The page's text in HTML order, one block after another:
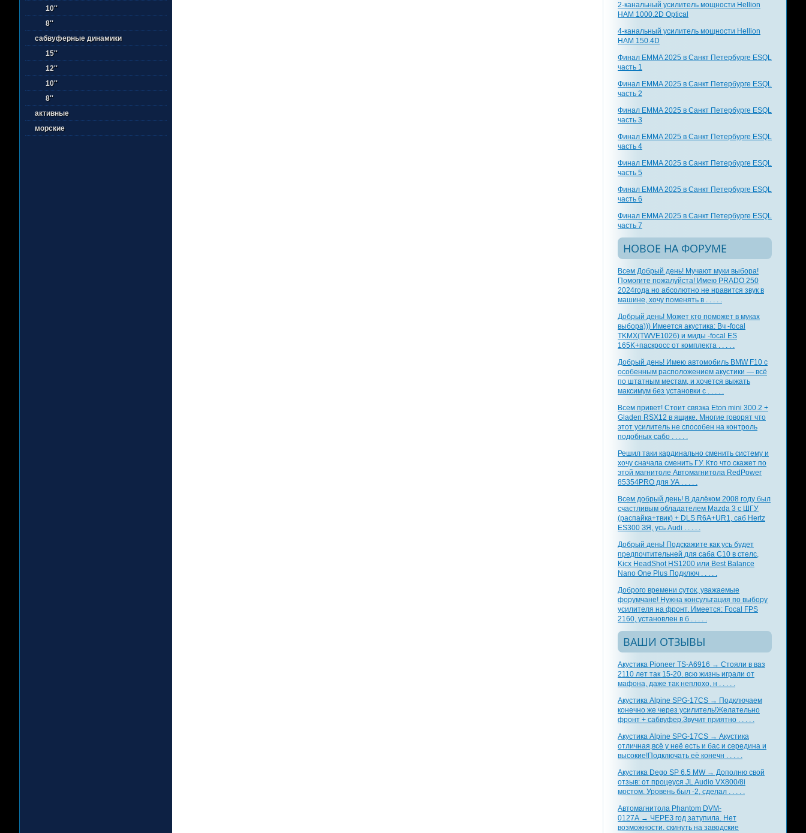
10''
8''
сабвуферные динамики
15''
12''
10''
8''
активные
морские
2-канальный усилитель мощности Hellion
HAM 1000.2D Optical
4-канальный усилитель мощности Hellion
HAM 150.4D
Финал EMMA 2025 в Санкт Петербурге ESQL
часть 1
Финал EMMA 2025 в Санкт Петербурге ESQL
часть 2
Финал EMMA 2025 в Санкт Петербурге ESQL
часть 3
Финал EMMA 2025 в Санкт Петербурге ESQL
часть 4
Финал EMMA 2025 в Санкт Петербурге ESQL
часть 5
Финал EMMA 2025 в Санкт Петербурге ESQL
часть 6
Финал EMMA 2025 в Санкт Петербурге ESQL
часть 7
НОВОЕ НА ФОРУМЕ
Всем Добрый день! Мучают муки выбора!
Помогите пожалуйста! Имею PRADO 250
2024года но абсолютно не нравится звук в
машине, хочу поменять в . . . . .
Добрый день! Может кто поможет в муках
выбора))) Имеется акустика: Вч -focal
TKMX(TWVE1026) и миды -focal ES
165K+паскросс от комплекта . . . . .
Добрый день! Имею автомобиль BMW F10 с
особенным расположением акустики — всё
по штатным местам, и хочется выжать
максимум без установки с . . . . .
Всем привет! Стоит связка Eton mini 300.2 +
Gladen RSX12 в ящике. Многие говорят что
этот усилитель не способен на контроль
подобных сабо . . . . .
Решил таки кардинально сменить систему и
хочу сначала сменить ГУ. Кто что скажет по
этой магнитоле Автомагнитола RedPower
85354PRO для УА . . . . .
Всем добрый день! В далёком 2008 году был
счастливым обладателем Mazda 3 с ШГУ
(распайка+твик) + DLS R6A+UR1, саб Hertz
ES300 ЗЯ, усь Audi . . . . .
Добрый день! Подскажите как усь будет
предпочтительней для саба С10 в стелс,
Kicx HeadShot HS1200 или Best Balance
Nano One Plus Подключ . . . . .
Доброго времени суток, уважаемые
форумчане! Нужна консультация по выбору
усилителя на фронт. Имеется: Focal FPS
2160, установлен в б . . . . .
ВАШИ ОТЗЫВЫ
Акустика Pioneer TS-A6916 → Стояли в ваз
2110 лет так 15-20. всю жизнь играли от
мафона, даже так неплохо, н . . . . .
Акустика Alpine SPG-17CS → Подключаем
конечно же через усилитель!Желательно
фронт + сабвуфер.Звучит приятно . . . . .
Акустика Alpine SPG-17CS → Акустика
отличная,всё у неё есть и бас и середина и
высокие!Подключать её конечн . . . . .
Акустика Dego SP 6.5 MW → Дополню свой
отзыв: от процеуся JL Audio VX800/8i
мостом. Уровень был -2, сделал . . . . .
Автомагнитола Phantom DVM-
0127A → ЧЕРЕЗ год затупила. Нет
возможности. скинуть на заводские